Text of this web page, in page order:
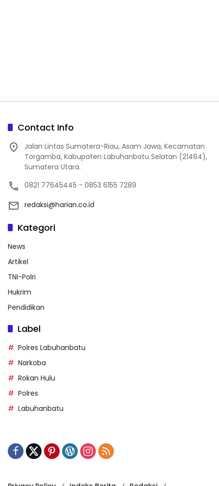
Contact Info
Jalan Lintas Sumatera-Riau, Asam Jawa, Kecamatan
Torgamba, Kabupaten Labuhanbatu Selatan (21464),
Sumatera Utara.
0821 77645445 - 0853 6155 7289
redaksi@harian.co.id
Kategori
News
Artikel
TNI-Polri
Hukrim
Pendidikan
Label
Polres Labuhanbatu
Narkoba
Rokan Hulu
Polres
Labuhanbatu